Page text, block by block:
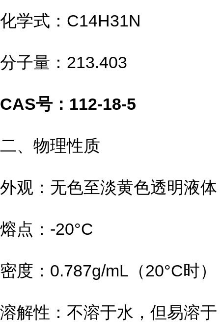
化学式：C14H31N
分子量：213.403
CAS号：112-18-5
二、物理性质
外观：无色至淡黄色透明液体
熔点：-20°C
密度：0.787g/mL（20°C时）
溶解性：不溶于水，但易溶于